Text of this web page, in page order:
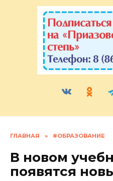
ГЛАВНАЯ » #ОБРАЗОВАНИЕ
В новом
появятся